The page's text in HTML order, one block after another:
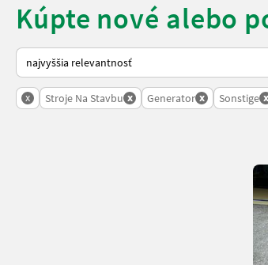
Kúpte nové alebo
Takto sa vykonáva triedenie na Landwirt.com
x Stroje Na Stavbu x Generator x Sonstige x